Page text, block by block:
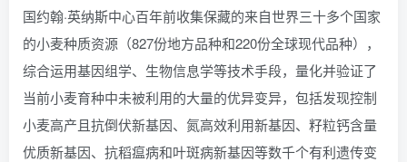
国约翰·英纳斯中心百年前收集保藏的来自世界三十多个国家
的小麦种质资源（827份地方品种和220份全球现代品种），
综合运用基因组学、生物信息学等技术手段，量化并验证了
当前小麦育种中未被利用的大量的优异变异，包括发现控制
小麦高产且抗倒伏新基因、氮高效利用新基因、籽粒钙含量
优质新基因、抗稻瘟病和叶斑病新基因等数千个有利遗传变